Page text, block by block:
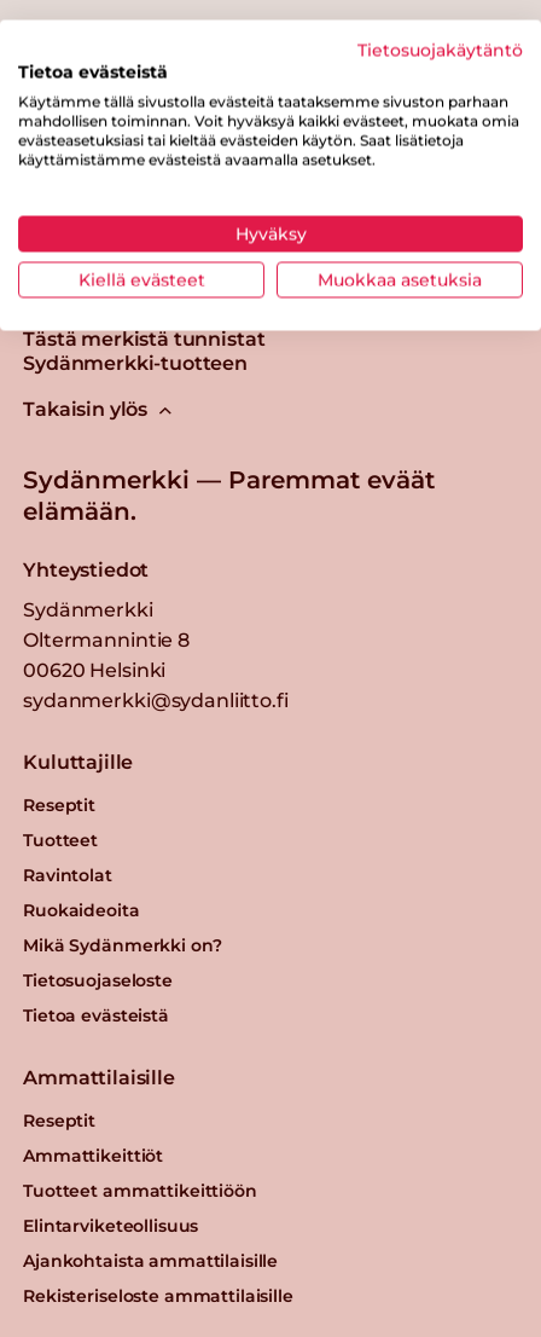
Tulosta sivu Jaa tuote
Tästä merkistä tunnistat
Sydänmerkki-tuotteen
Takaisin ylös
Sydänmerkki — Paremmat eväät
elämään.
Yhteystiedot
Sydänmerkki
Oltermannintie 8
00620 Helsinki
sydanmerkki@sydanliitto.fi
Kuluttajille
Reseptit
Tuotteet
Ravintolat
Ruokaideoita
Mikä Sydänmerkki on?
Tietosuojaseloste
Tietoa evästeistä
Ammattilaisille
Reseptit
Ammattikeittiöt
Tuotteet ammattikeittiöön
Elintarviketeollisuus
Ajankohtaista ammattilaisille
Rekisteriseloste ammattilaisille
Tietosuojakäytäntö
Tietoa evästeistä
Käytämme tällä sivustolla evästeitä taataksemme sivuston parhaan
mahdollisen toiminnan. Voit hyväksyä kaikki evästeet, muokata omia
evästeasetuksiasi tai kieltää evästeiden käytön. Saat lisätietoja
käyttämistämme evästeistä avaamalla asetukset.
Hyväksy
Kiellä evästeet Muokkaa asetuksia